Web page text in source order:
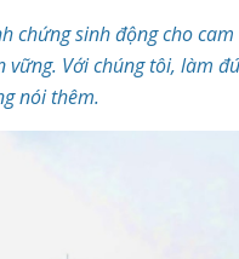
chứng sinh động cho
vững. Với chúng tôi, làm
nói thêm.